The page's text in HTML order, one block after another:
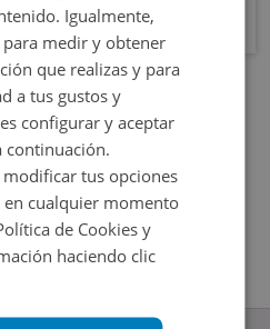
Igualmente,
medir y obtener
que realizas y para
a tus gustos y
configurar y aceptar
continuación.
tus opciones
cualquier momento
de Cookies y
haciendo clic